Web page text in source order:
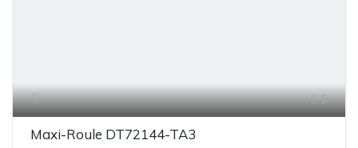
5
Maxi-Roule DT72144-TA3